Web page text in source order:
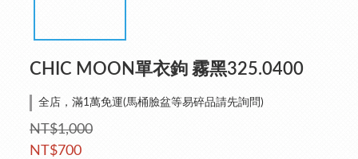
CHIC MOON單衣鉤 霧黑325.0400
全店，滿1萬免運(馬桶臉盆等易碎品請先詢問)
NT$1,000
NT$700